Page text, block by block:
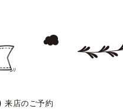
来店のご予約